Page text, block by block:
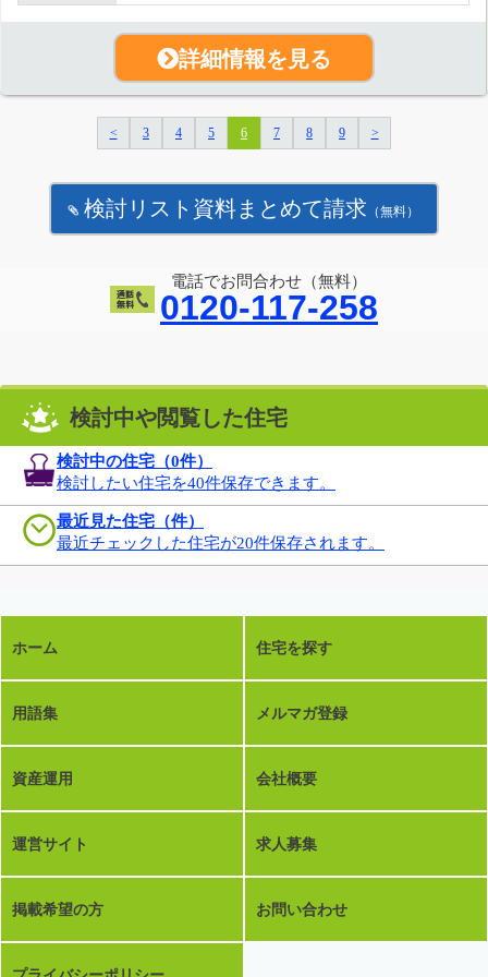
詳細情報を見る
< 3 4 5 6 7 8 9 >
検討リスト資料まとめて請求 （無料）
電話でお問合わせ（無料）
0120-117-258
検討中や閲覧した住宅
検討中の住宅（0件）
検討したい住宅を40件保存できます。
最近見た住宅（件）
最近チェックした住宅が20件保存されます。
ホーム 住宅を探す
用語集 メルマガ登録
資産運用 会社概要
運営サイト 求人募集
掲載希望の方 お問い合わせ